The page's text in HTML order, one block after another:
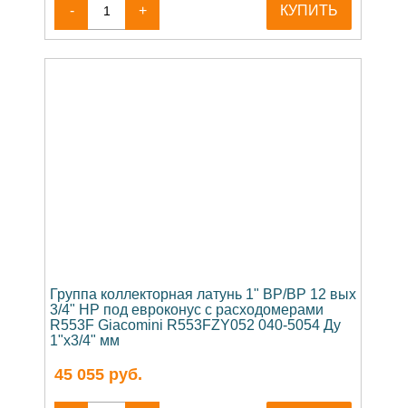
- + КУПИТЬ
Группа коллекторная латунь 1" ВР/ВР 12 вых
3/4" НР под евроконус с расходомерами
R553F Giacomini R553FZY052 040-5054 Ду
1"х3/4" мм
45 055 руб.